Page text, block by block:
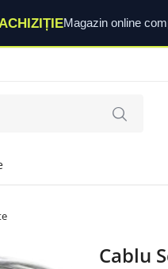
Magazin online
Cablu